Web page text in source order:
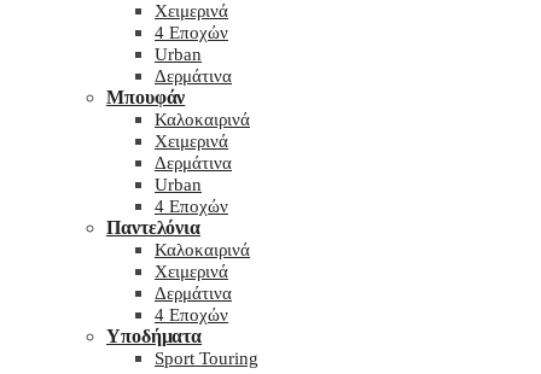
Χειμερινά
4 Εποχών
Urban
Δερμάτινα
Μπουφάν
Καλοκαιρινά
Χειμερινά
Δερμάτινα
Urban
4 Εποχών
Παντελόνια
Καλοκαιρινά
Χειμερινά
Δερμάτινα
4 Εποχών
Υποδήματα
Sport Touring